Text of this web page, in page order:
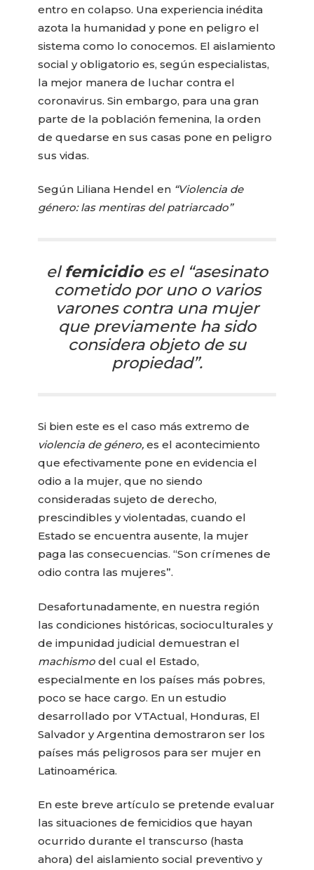
entro en colapso. Una experiencia inédita
azota la humanidad y pone en peligro el
sistema como lo conocemos. El aislamiento
social y obligatorio es, según especialistas,
la mejor manera de luchar contra el
coronavirus. Sin embargo, para una gran
parte de la población femenina, la orden
de quedarse en sus casas pone en peligro
sus vidas.
Según Liliana Hendel en “Violencia de
género: las mentiras del patriarcado”
elfemicidioes el “asesinato
cometido por uno o varios
varones contra una mujer
que previamente ha sido
considera objeto de su
propiedad”.
Si bien este es el caso más extremo de
violencia de género,es el acontecimiento
que efectivamente pone en evidencia el
odio a la mujer, que no siendo
consideradas sujeto de derecho,
prescindibles y violentadas, cuando el
Estado se encuentra ausente, la mujer
paga las consecuencias. “Son crímenes de
odio contra las mujeres”.
Desafortunadamente, en nuestra región
las condiciones históricas, socioculturales y
de impunidad judicial demuestran el
machismo del cual el Estado,
especialmente en los países más pobres,
poco se hace cargo. En un estudio
desarrollado por VTActual, Honduras, El
Salvador y Argentina demostraron ser los
países más peligrosos para ser mujer en
Latinoamérica.
En este breve artículo se pretende evaluar
las situaciones de femicidios que hayan
ocurrido durante el transcurso (hasta
ahora) del aislamiento social preventivo y